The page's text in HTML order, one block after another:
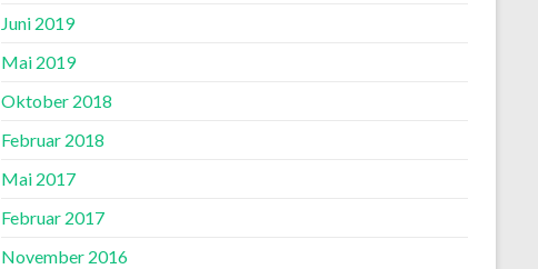
Juni 2019
Mai 2019
Oktober 2018
Februar 2018
Mai 2017
Februar 2017
November 2016